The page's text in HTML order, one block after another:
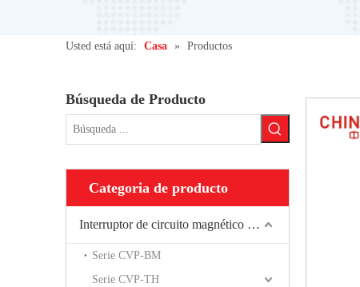
Usted está aquí: Casa » Productos
Búsqueda de Producto
Categoria de producto
Interruptor de circuito magnético hidráulico
Serie CVP-BM
Serie CVP-TH